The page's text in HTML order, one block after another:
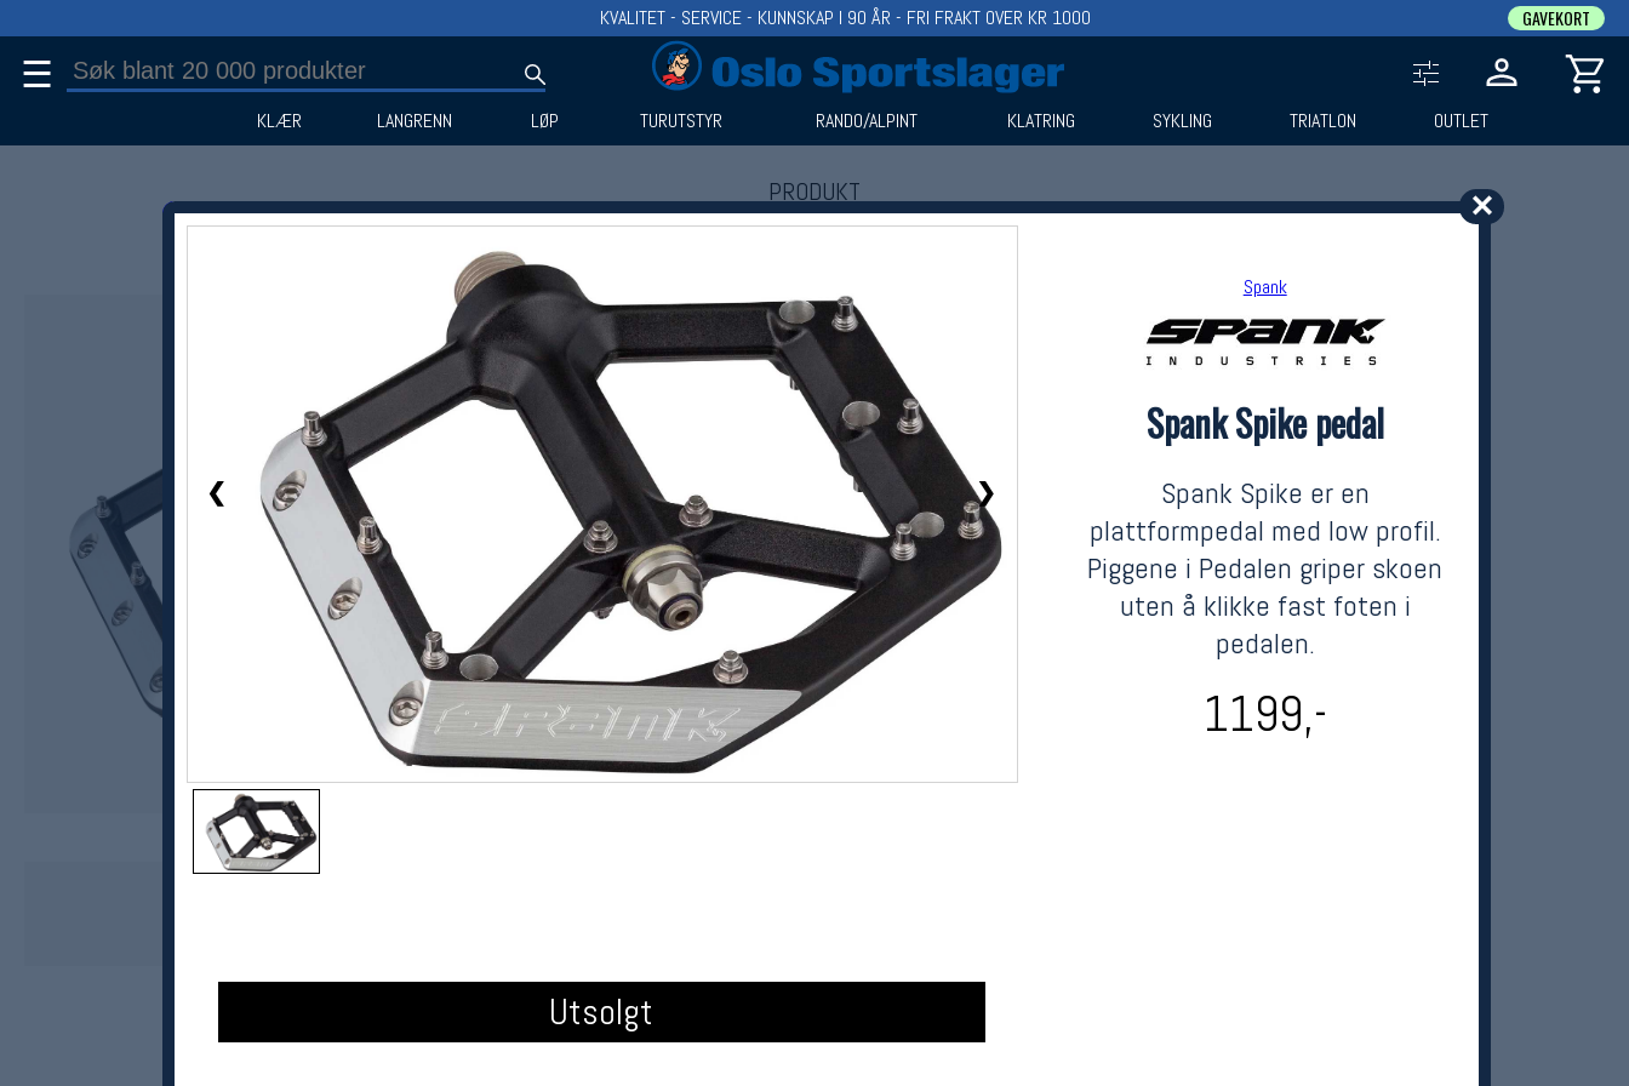
✕
❮ ❯
Spank
Spank Spike pedal
Spank Spike er en
plattformpedal med low profil.
Piggene i Pedalen griper skoen
uten å klikke fast foten i
pedalen.
1199,-
Utsolgt
KVALITET - SERVICE - KUNNSKAP I 90 ÅR - FRI FRAKT OVER KR 1000 GAVEKORT
☰
KLÆR LANGRENN LØP TURUTSTYR RANDO/ALPINT KLATRING SYKLING TRIATLON OUTLET
PRODUKT
Produkter (1)
Spank